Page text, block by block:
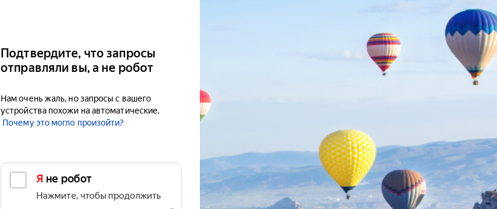
Подтвердите, что запросы
отправляли вы, а не робот
Нам очень жаль, но запросы с вашего
устройства похожи на автоматические.
Почему это могло произойти?
Я не робот
Нажмите, чтобы продолжить